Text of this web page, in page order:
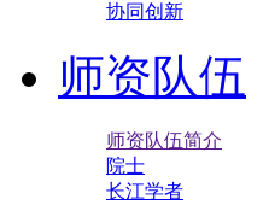
协同创新
师资队伍
师资队伍简介
院士
长江学者